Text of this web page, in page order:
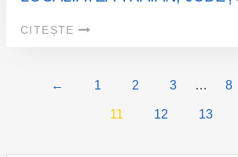
CITEȘTE
← 1 2 3 … 8
11 12 13